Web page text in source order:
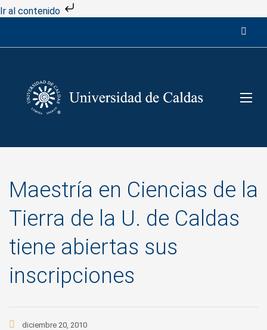
Ir al contenido
Maestría en Ciencias de la
Tierra de la U. de Caldas
tiene abiertas sus
inscripciones
diciembre 20, 2010